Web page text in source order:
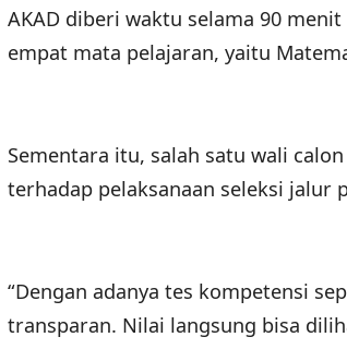
AKAD diberi waktu selama 90
empat mata pelajaran, yaitu
Sementara itu, salah satu wali
terhadap pelaksanaan seleksi jalur
“Dengan adanya tes kompetensi
transparan. Nilai langsung bisa